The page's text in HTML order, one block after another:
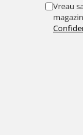
Vreau